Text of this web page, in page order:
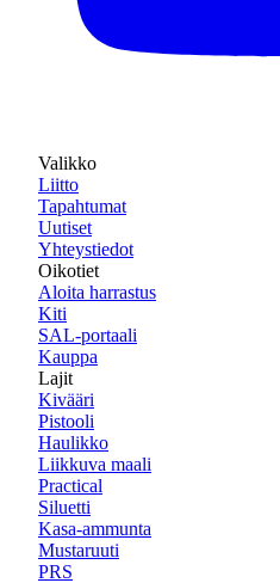
Valikko
Liitto
Tapahtumat
Uutiset
Yhteystiedot
Oikotiet
Aloita harrastus
Kiti
SAL-portaali
Kauppa
Lajit
Kivääri
Pistooli
Haulikko
Liikkuva maali
Practical
Siluetti
Kasa-ammunta
Mustaruuti
PRS